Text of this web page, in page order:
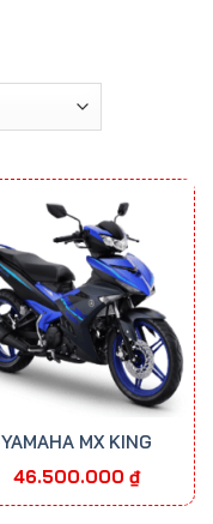
YAMAHA MX KING
46.500.000 ₫